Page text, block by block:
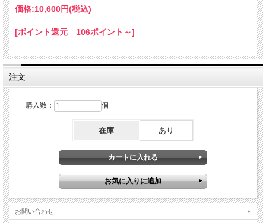
価格:10,600円(税込)
[ポイント還元 106ポイント～]
注文
購入数： 個
在庫 あり
お問い合わせ